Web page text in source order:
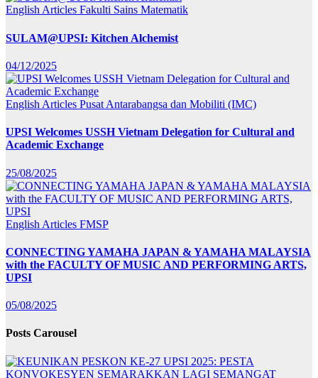
English Articles Fakulti Sains Matematik
SULAM@UPSI: Kitchen Alchemist
04/12/2025
English Articles Pusat Antarabangsa dan Mobiliti (IMC)
UPSI Welcomes USSH Vietnam Delegation for Cultural and
Academic Exchange
25/08/2025
English Articles FMSP
CONNECTING YAMAHA JAPAN & YAMAHA MALAYSIA
with the FACULTY OF MUSIC AND PERFORMING ARTS,
UPSI
05/08/2025
Posts Carousel